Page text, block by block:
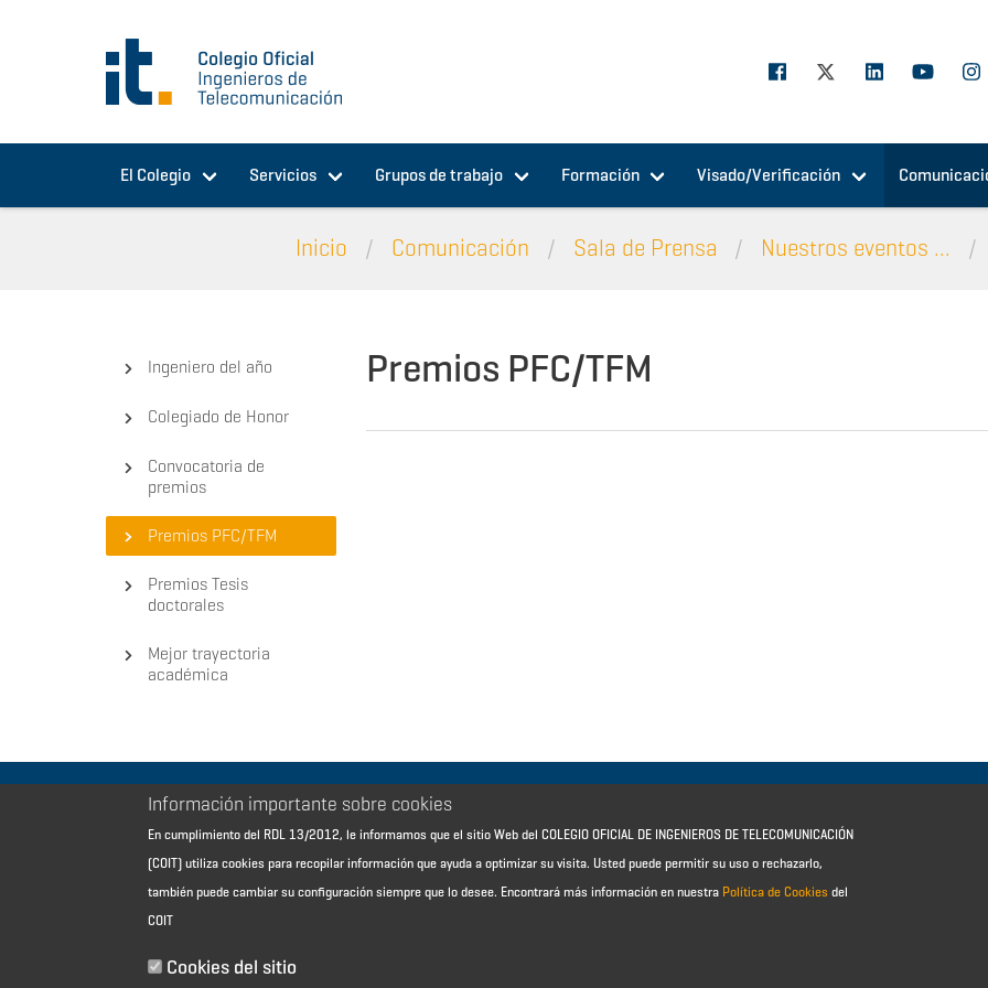
El Colegio Servicios Grupos de trabajo Formación Visado/Verificación
Inicio Comunicación Sala de Prensa Nuestros eventos ...
Ingeniero del año
Colegiado de Honor
Convocatoria de
premios
Premios PFC/TFM
Premios Tesis
doctorales
Mejor trayectoria
académica
Premios PFC/TFM
Aviso Legal - Información general
Contacto
Política de reembolso
Sitemap
Información importante sobre cookies
En cumplimiento del RDL 13/2012, le informamos que el sitio Web del COLEGIO OFICIAL DE INGENIEROS DE TELECOMUNICACIÓN
(COIT) utiliza cookies para recopilar información que ayuda a optimizar su visita. Usted puede permitir su uso o rechazarlo,
también puede cambiar su configuración siempre que lo desee. Encontrará más información en nuestra Política de Cookies del
COIT
Cookies del sitio